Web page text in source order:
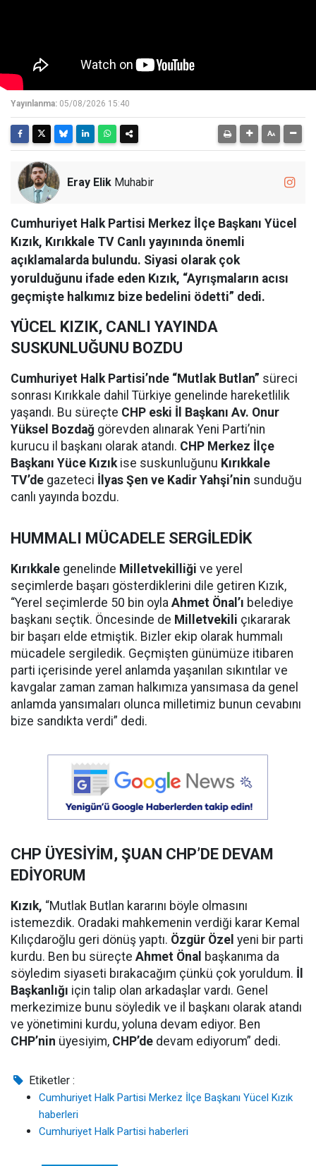
Yayınlanma: 05/08/2026 15:40
Eray Elik Muhabir
Cumhuriyet Halk Partisi Merkez İlçe Başkanı Yücel
Kızık, Kırıkkale TV Canlı yayınında önemli
açıklamalarda bulundu. Siyasi olarak çok
yorulduğunu ifade eden Kızık, “Ayrışmaların acısı
geçmişte halkımız bize bedelini ödetti” dedi.
YÜCEL KIZIK, CANLI YAYINDA
SUSKUNLUĞUNU BOZDU
Cumhuriyet Halk Partisi’nde “Mutlak Butlan” süreci
sonrası Kırıkkale dahil Türkiye genelinde hareketlilik
yaşandı. Bu süreçte CHP eski İl Başkanı Av. Onur
Yüksel Bozdağ görevden alınarak Yeni Parti’nin
kurucu il başkanı olarak atandı. CHP Merkez İlçe
Başkanı Yüce Kızık ise suskunluğunu Kırıkkale
TV’de gazeteci İlyas Şen ve Kadir Yahşi’nin sunduğu
canlı yayında bozdu.
HUMMALI MÜCADELE SERGİLEDİK
Kırıkkale genelinde Milletvekilliği ve yerel
seçimlerde başarı gösterdiklerini dile getiren Kızık,
“Yerel seçimlerde 50 bin oyla Ahmet Önal’ı belediye
başkanı seçtik. Öncesinde de Milletvekili çıkararak
bir başarı elde etmiştik. Bizler ekip olarak hummalı
mücadele sergiledik. Geçmişten günümüze itibaren
parti içerisinde yerel anlamda yaşanılan sıkıntılar ve
kavgalar zaman zaman halkımıza yansımasa da genel
anlamda yansımaları olunca milletimiz bunun cevabını
bize sandıkta verdi” dedi.
CHP ÜYESİYİM, ŞUAN CHP’DE DEVAM
EDİYORUM
Kızık, “Mutlak Butlan kararını böyle olmasını
istemezdik. Oradaki mahkemenin verdiği karar Kemal
Kılıçdaroğlu geri dönüş yaptı. Özgür Özel yeni bir parti
kurdu. Ben bu süreçte Ahmet Önal başkanıma da
söyledim siyaseti bırakacağım çünkü çok yoruldum. İl
Başkanlığı için talip olan arkadaşlar vardı. Genel
merkezimize bunu söyledik ve il başkanı olarak atandı
ve yönetimini kurdu, yoluna devam ediyor. Ben
CHP’nin üyesiyim, CHP’de devam ediyorum” dedi.
Etiketler :
Cumhuriyet Halk Partisi Merkez İlçe Başkanı Yücel Kızık
haberleri
Cumhuriyet Halk Partisi haberleri